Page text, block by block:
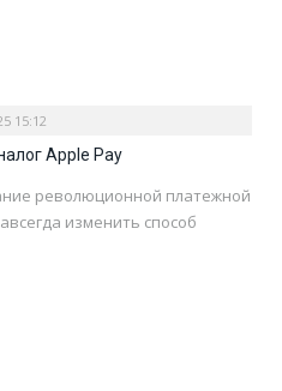
15:12
Apple Pay
революционной платежной
изменить способ